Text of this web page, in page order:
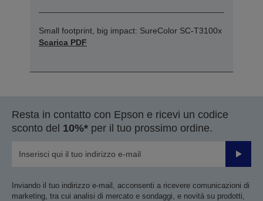
Small footprint, big impact: SureColor SC-T3100x
Scarica PDF
Resta in contatto con Epson e ricevi un codice
sconto del 10%* per il tuo prossimo ordine.
Invia
Inviando il tuo indirizzo e-mail, acconsenti a ricevere comunicazioni di
marketing, tra cui analisi di mercato e sondaggi, e novità su prodotti,